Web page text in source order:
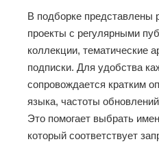
В подборке представлены
проекты с регулярными
коллекции, тематические
подписки. Для удобства
сопровождается кратким
языка, частоты
Это помогает выбрать
который соответствует